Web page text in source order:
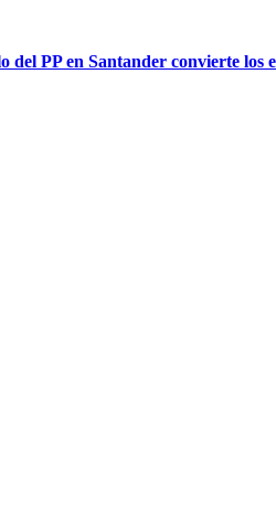
del PP en Santander convierte los